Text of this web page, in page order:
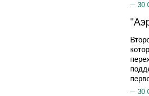
30
30